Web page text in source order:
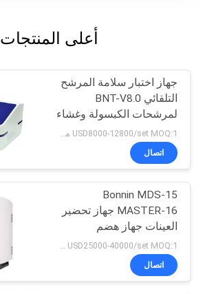
أعلى المنتجات
جهاز اختبار سلامة المرشح
التلقائي BNT-V8.0
لمرشحات الكبسولة وغشاء
الترشيح الفائق
اتصال
Bonnin MDS-15
MASTER-16 جهاز تحضير
العينات جهاز هضم
الموجات الدقيقة
اتصال